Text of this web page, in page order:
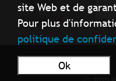
site Web et de
Pour plus
politique de
Ok
Conditions d'utilisation